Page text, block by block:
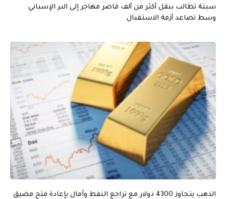
سبتة تطالب بنقل أكثر من ألف قاصر مهاجر إلى البر الإسباني
وسط تصاعد أزمة الاستقبال
الذهب يتجاوز 4300 دولار مع تراجع النفط وآمال بإعادة فتح مضيق